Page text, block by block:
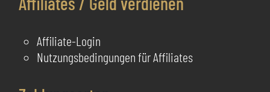
Affiliate-Login
Nutzungsbedingungen für Affiliates